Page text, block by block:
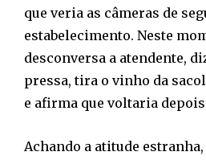
que veria as câmeras de
estabelecimento. Neste
desconversa a atendente,
pressa, tira o vinho da
e afirma que voltaria
Achando a atitude estranha,